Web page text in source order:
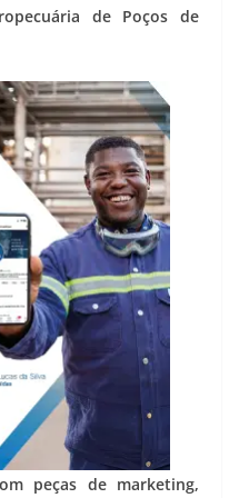
de Poços de
peças de marketing,